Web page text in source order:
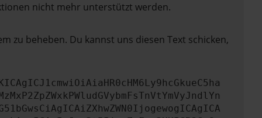
nicht mehr unterstützt werden.
zu beheben. Du kannst uns diesen Text schicken,